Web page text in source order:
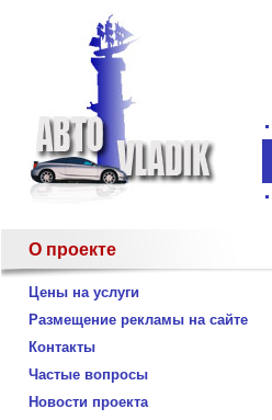
О проекте
Цены на услуги
Размещение рекламы на сайте
Контакты
Частые вопросы
Новости проекта